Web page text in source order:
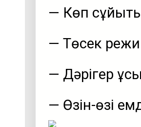
— Көп
— Төсек
— Дәрігер
— Өзін-өзі